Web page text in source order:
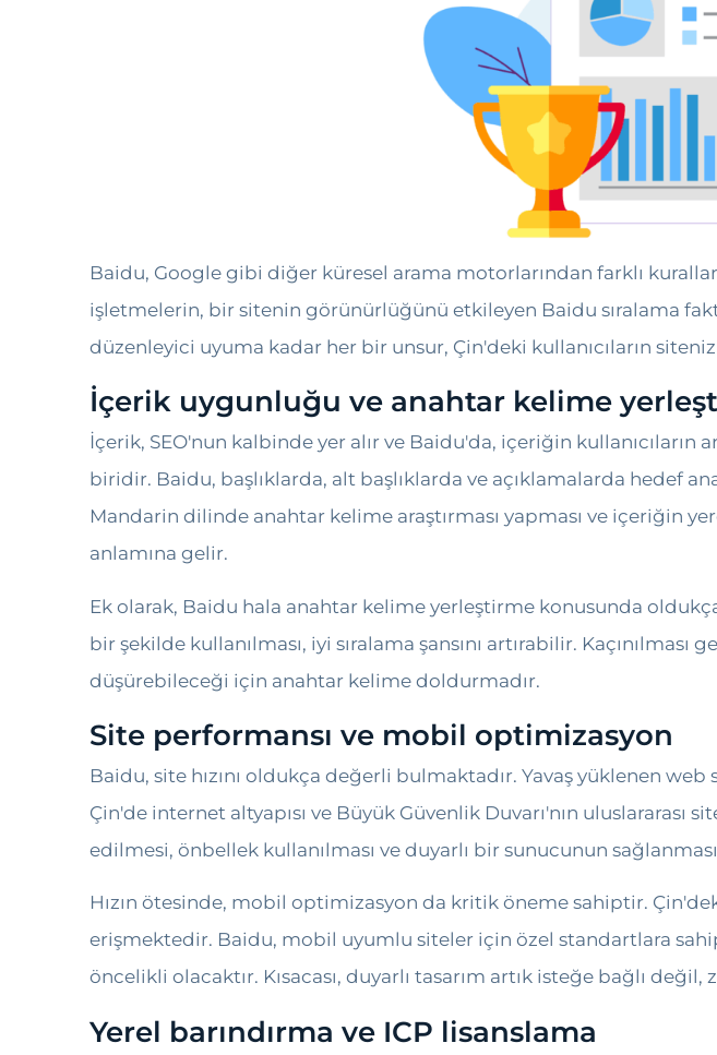
Baidu, Google gibi diğer küresel arama motorlarından farklı
işletmelerin, bir sitenin görünürlüğünü etkileyen Baidu sıralama
düzenleyici uyuma kadar her bir unsur, Çin'deki kullanıcıların
İçerik uygunluğu ve anahtar kelime
İçerik, SEO'nun kalbinde yer alır ve Baidu'da, içeriğin
biridir. Baidu, başlıklarda, alt başlıklarda ve açıklamalarda hedef
Mandarin dilinde anahtar kelime araştırması yapması ve içeriğin
anlamına gelir.
Ek olarak, Baidu hala anahtar kelime yerleştirme konusunda
bir şekilde kullanılması, iyi sıralama şansını artırabilir.
düşürebileceği için anahtar kelime doldurmadır.
Site performansı ve mobil optimizasyon
Baidu, site hızını oldukça değerli bulmaktadır. Yavaş yüklenen
Çin'de internet altyapısı ve Büyük Güvenlik Duvarı'nın
edilmesi, önbellek kullanılması ve duyarlı bir sunucunun
Hızın ötesinde, mobil optimizasyon da kritik öneme sahiptir.
erişmektedir. Baidu, mobil uyumlu siteler için özel standartlara
öncelikli olacaktır. Kısacası, duyarlı tasarım artık isteğe bağlı değil,
Yerel barındırma ve ICP lisanslama